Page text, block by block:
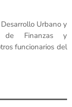
Urbano y
de Finanzas y
funcionarios del